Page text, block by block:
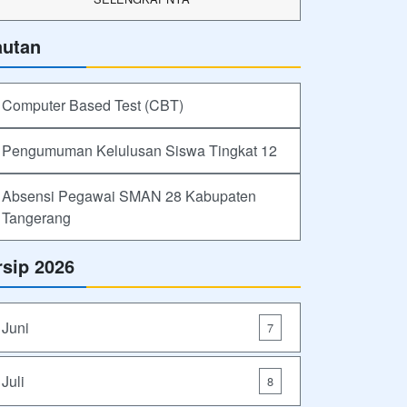
Computer Based Test (CBT)
Pengumuman Kelulusan Siswa Tingkat 12
Absensi Pegawai SMAN 28 Kabupaten
Tangerang
2026
Juni 7
Juli 8